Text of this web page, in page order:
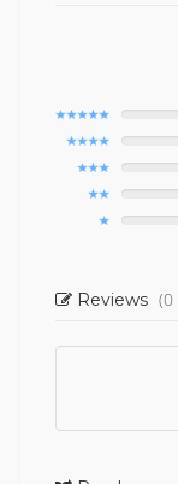
Reviews (0